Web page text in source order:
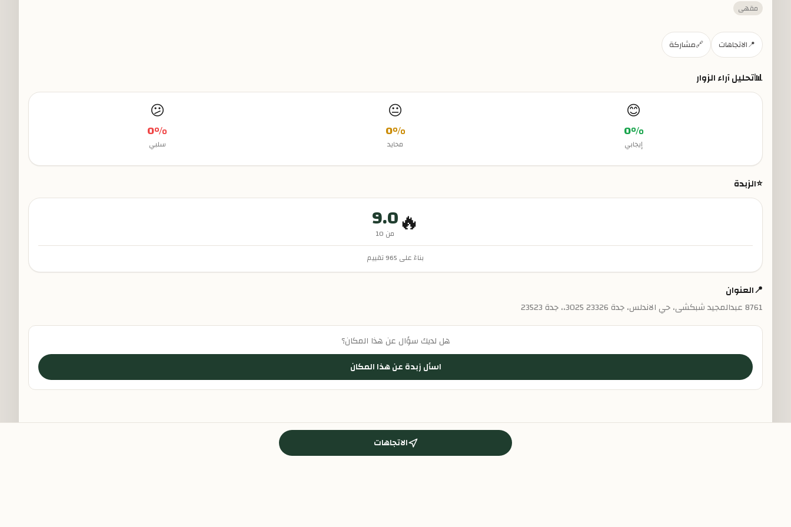
مقهى
📍الاتجاهات 🔗مشاركة
📊تحليل آراء الزوار
😊
0%
إيجابي
😐
0%
محايد
😕
0%
سلبي
⭐الزبدة
🔥
9.0
من 10
بناءً على 965تقييم
📍العنوان
8761 عبدالمجيد شبكشى، حي الاندلس، جدة 23326 3025،، جدة 23523
هل لديك سؤال عن هذا المكان؟
اسأل زبدة عن هذا المكان
الاتجاهات